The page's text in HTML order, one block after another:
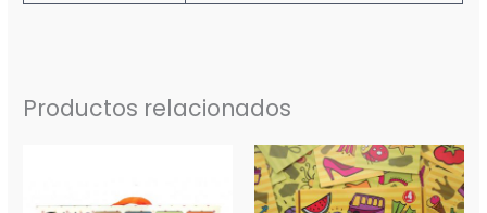
Productos relacionados